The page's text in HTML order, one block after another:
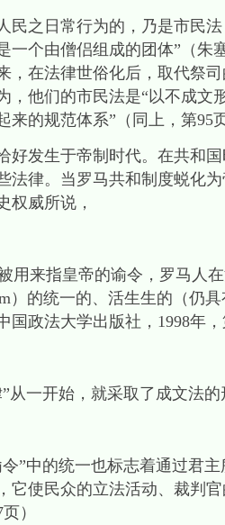
民之日常行为的，乃是市民
一个由僧侣组成的团体”（
，在法律世俗化后，取代祭
，他们的市民法是“以不成文
来的规范体系”（同上，第
好发生于帝制时代。在共和
法律。当罗马共和制度蜕化
权威所说，
用来指皇帝的谕令，罗马人
）的统一的、活生生的（仍
国政法大学出版社，1998年，
从一开始，就采取了成文法
”中的统一也标志着通过君
它使民众的立法活动、裁判
）